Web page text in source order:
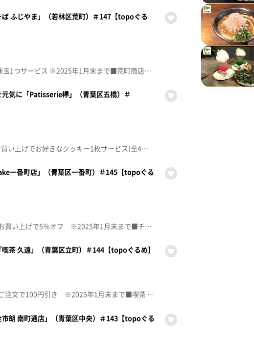
ふじやま」（若林区荒町）＃147【topoぐる
☆topo定額見放題会員限定特典：トッピングの味玉1つサービス ※2025年1月末まで■荒町商店街中華そば ふじやま【住所】宮城県仙台市若林区荒町171【電話番号】022-206-2162【営業時間】平日 11:00～14:00/17:30～20:30(LO.20:10) 土日祝 11:00～15:00【定休日】木曜♪シルエット ＫＡＮＡ－ＢＯＯＮ※特典をご利用の際は、topoにログインをしてトップ画面をご注文の前にお店の方にお見せください。（トップ画面上部、ユーザ名と一緒に表示されている「定額見放題会員」を提示）※紹介した店舗情報は変更している場合があります。※紹介した商品は取り扱いが終了している場合があります。番組HP（https://www.khb-tv.co.jp/topogurume/）
気に「Patisserie欅」（青葉区五橋）＃
☆topo定額見放題会員限定特典：300円以上のお買い上げでお好きなクッキー1枚サービス(全4種類)■Patisserie欅【住所】宮城県仙台市青葉区五橋2-8-13【電話番号】022-797-0671【営業時間】平日 11:30～19:30 土日祝 9:30～17:30【定休日】水曜♪MAGIC MUSIC 木村カエラ※特典をご利用の際は、topoにログインをしてトップ画面をご注文の前にお店の方にお見せください。（トップ画面上部、ユーザ名と一緒に表示されている「定額見放題会員」を提示）※紹介した店舗情報は変更している場合があります。※紹介した商品は取り扱いが終了している場合があります。番組HP（https://www.khb-tv.co.jp/topogurume/）
一番町店」（青葉区一番町）＃145【topoぐる
☆topo定額見放題会員限定特典：2000円以上のお買い上げで5％オフ ※2025年1月末まで■チョコレートな関係 cafe&cake一番町店【住所】宮城県仙台市青葉区一番町2-6-17 内々崎ビル2階【電話番号】022-302-5681【営業時間】平日 10:00～19:00 土日祝 10:00～18:00【定休日】不定休♪チョコレイト・ディスコ Ｐｅｒｆｕｍｅ※特典をご利用の際は、topoにログインをしてトップ画面をご注文の前にお店の方にお見せください。（トップ画面上部、ユーザ名と一緒に表示されている「定額見放題会員」を提示）※紹介した店舗情報は変更している場合があります。※紹介した商品は取り扱いが終了している場合があります。番組HP（https://www.khb-tv.co.jp/topogurume/）
茶 久遠」（青葉区立町）＃144【topoぐるめ】
☆topo定額見放題会員限定特典：1000円以上のご注文で100円引き ※2025年1月末まで■喫茶 久遠【住所】宮城県仙台市青葉区立町4-12 朝日プラザ立町101【電話番号】090-5195-3373【営業時間】11:00～18:00(金曜は20:30まで)【定休日】無し♪青い栞 Ｇａｌｉｌｅｏ Ｇａｌｉｌｅｉ※特典をご利用の際は、topoにログインをしてトップ画面をご注文の前にお店の方にお見せください。（トップ画面上部、ユーザ名と一緒に表示されている「定額見放題会員」を提示）※紹介した店舗情報は変更している場合があります。※紹介した商品は取り扱いが終了している場合があります。番組HP（https://www.khb-tv.co.jp/topogurume/）
朗 南町通店」（青葉区中央）＃143【topoぐる